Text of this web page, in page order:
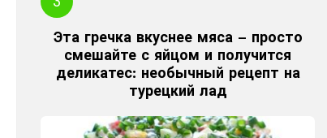
Эта гречка вкуснее мяса – просто
смешайте с яйцом и получится
деликатес: необычный рецепт на
турецкий лад